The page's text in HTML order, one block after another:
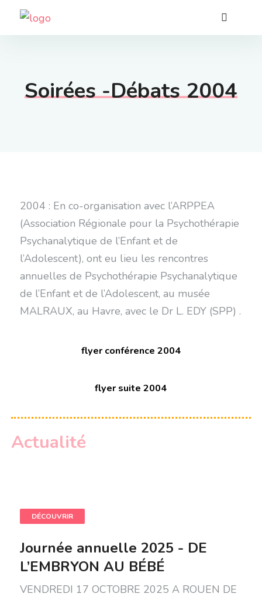
Soirées -Débats 2004
2004 : En co-organisation avec l’ARPPEA
(Association Régionale pour la Psychothérapie
Psychanalytique de l’Enfant et de
l’Adolescent), ont eu lieu les rencontres
annuelles de Psychothérapie Psychanalytique
de l’Enfant et de l’Adolescent, au musée
MALRAUX, au Havre, avec le Dr L. EDY (SPP) .
flyer conférence 2004
flyer suite 2004
Actualité
DÉCOUVRIR
Journée annuelle 2025 - DE
L’EMBRYON AU BÉBÉ
VENDREDI 17 OCTOBRE 2025 A ROUEN DE